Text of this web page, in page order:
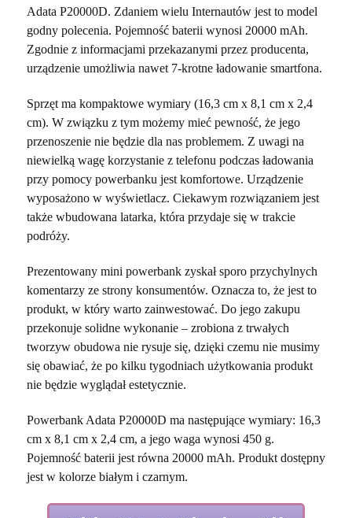
Adata P20000D. Zdaniem wielu Internautów jest to model
godny polecenia. Pojemność baterii wynosi 20000 mAh.
Zgodnie z informacjami przekazanymi przez producenta,
urządzenie umożliwia nawet 7-krotne ładowanie smartfona.
Sprzęt ma kompaktowe wymiary (16,3 cm x 8,1 cm x 2,4
cm). W związku z tym możemy mieć pewność, że jego
przenoszenie nie będzie dla nas problemem. Z uwagi na
niewielką wagę korzystanie z telefonu podczas ładowania
przy pomocy powerbanku jest komfortowe. Urządzenie
wyposażono w wyświetlacz. Ciekawym rozwiązaniem jest
także wbudowana latarka, która przydaje się w trakcie
podróży.
Prezentowany mini powerbank zyskał sporo przychylnych
komentarzy ze strony konsumentów. Oznacza to, że jest to
produkt, w który warto zainwestować. Do jego zakupu
przekonuje solidne wykonanie – zrobiona z trwałych
tworzyw obudowa nie rysuje się, dzięki czemu nie musimy
się obawiać, że po kilku tygodniach użytkowania produkt
nie będzie wyglądał estetycznie.
Powerbank Adata P20000D ma następujące wymiary: 16,3
cm x 8,1 cm x 2,4 cm, a jego waga wynosi 450 g.
Pojemność baterii jest równa 20000 mAh. Produkt dostępny
jest w kolorze białym i czarnym.